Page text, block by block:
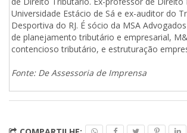
Universidade Estácio de Sá e ex-auditor do
Desportiva do RJ. É sócio da MSA
de planejamento tributário e empresarial,
contencioso tributário, e estruturação
Fonte: De Assessoria de Imprensa